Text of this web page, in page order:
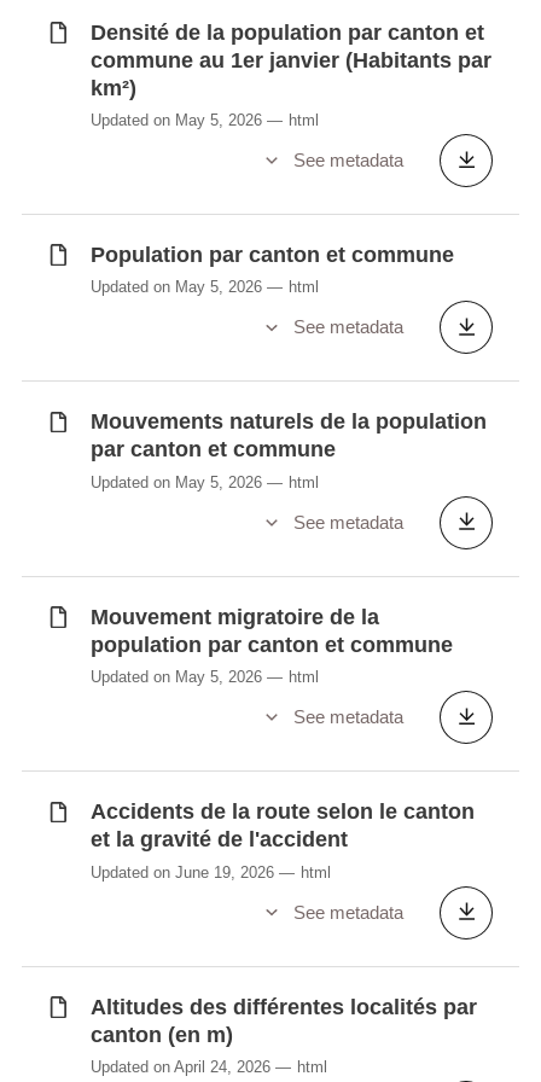
Synchronisé automatiquement depuis labase de
données LUSTAT
Densité de la population par canton et
commune au 1er janvier (Habitants par
km²)
Updated on May 5, 2026 html
See metadata
Population par canton et commune
Updated on May 5, 2026 html
See metadata
Mouvements naturels de la population
par canton et commune
Updated on May 5, 2026 html
See metadata
Mouvement migratoire de la
population par canton et commune
Updated on May 5, 2026 html
See metadata
Accidents de la route selon le canton
et la gravité de l'accident
Updated on June 19, 2026 html
See metadata
Altitudes des différentes localités par
canton (en m)
Updated on April 24, 2026 html